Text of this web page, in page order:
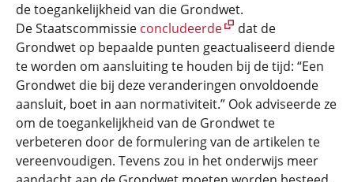
de toegankelijkheid van die Grondwet.
De Staatscommissie concludeerde
dat de
Grondwet op bepaalde punten geactualiseerd diende
te worden om aansluiting te houden bij de tijd: “Een
Grondwet die bij deze veranderingen onvoldoende
aansluit, boet in aan normativiteit.” Ook adviseerde ze
om de toegankelijkheid van de Grondwet te
verbeteren door de formulering van de artikelen te
vereenvoudigen. Tevens zou in het onderwijs meer